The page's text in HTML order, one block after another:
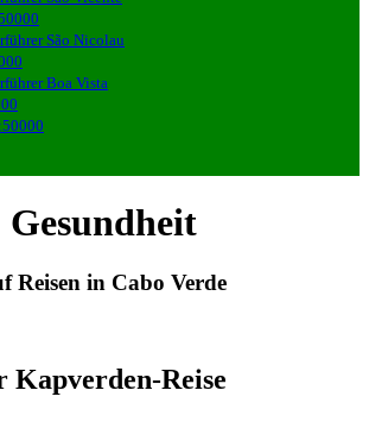
São Nicolau
Boa Vista
Gesundheit
Reisen in Cabo Verde
Kapverden-Reise